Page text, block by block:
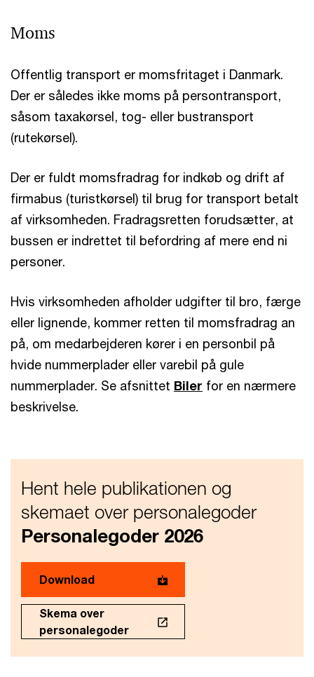
Moms
Offentlig transport er momsfritaget i Danmark.
Der er således ikke moms på persontransport,
såsom taxakørsel, tog- eller bustransport
(rutekørsel).
Der er fuldt momsfradrag for indkøb og drift af
firmabus (turistkørsel) til brug for transport betalt
af virksomheden. Fradragsretten forudsætter, at
bussen er indrettet til befordring af mere end ni
personer.
Hvis virksomheden afholder udgifter til bro, færge
eller lignende, kommer retten til momsfradrag an
på, om medarbejderen kører i en personbil på
hvide nummerplader eller varebil på gule
nummerplader. Se afsnittet Biler for en nærmere
beskrivelse.
Hent hele publikationen og
skemaet over personalegoder
Personalegoder 2026
Download
Skema over
personalegoder